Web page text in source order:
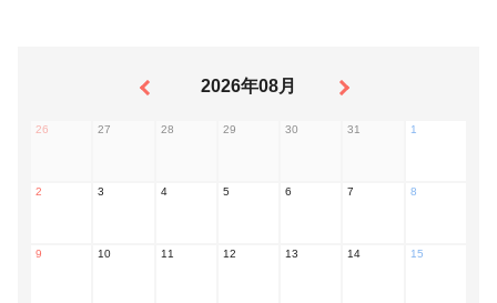
2026年08月
26 27 28 29 30 31 1
2 3 4 5 6 7 8
9 10 11 12 13 14 15